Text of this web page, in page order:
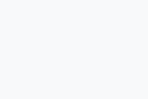
Super